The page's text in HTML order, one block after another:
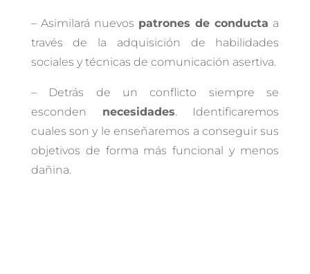
– Asimilará nuevos patrones de conducta a
través de la adquisición de habilidades
sociales y técnicas de comunicación asertiva.
– Detrás de un conflicto siempre se
esconden necesidades. Identificaremos
cuales son y le enseñaremos a conseguir sus
objetivos de forma más funcional y menos
dañina.